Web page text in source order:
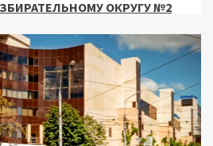
ОКРУГУ №2